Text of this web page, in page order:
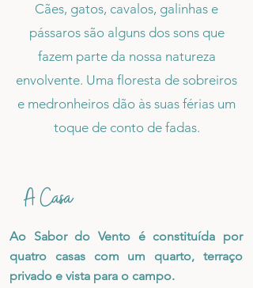
Cães, gatos, cavalos, galinhas e
pássaros são alguns dos sons que
fazem parte da nossa natureza
envolvente. Uma floresta de sobreiros
e medronheiros dão às suas férias um
toque de conto de fadas.
A Casa
Ao Sabor do Vento é constituída por
quatro casas com um quarto, terraço
privado e vista para o campo.